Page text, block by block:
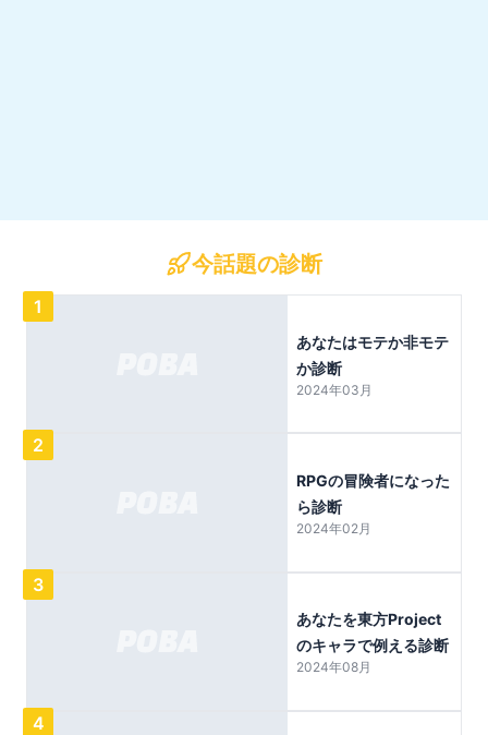
今話題の診断
1
あなたはモテか非モテ
か診断
2024年03月
2
RPGの冒険者になった
ら診断
2024年02月
3
あなたを東方Project
のキャラで例える診断
2024年08月
4